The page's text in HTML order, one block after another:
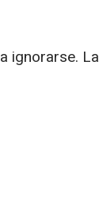
ignorarse. La